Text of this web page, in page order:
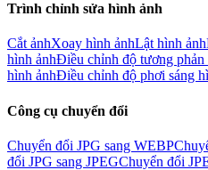
Trình chỉnh sửa hình ảnh
Cắt ảnhXoay hình ảnhLật hình ảnh
hình ảnhĐiều chỉnh độ tương phản
hình ảnhĐiều chỉnh độ phơi sáng
Công cụ chuyển đổi
Chuyển đổi JPG sang WEBP
đổi JPG sang JPEGChuyển đổi